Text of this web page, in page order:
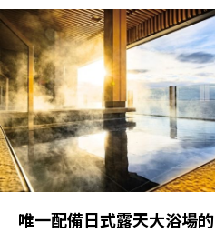
唯一配備日式露天大浴場